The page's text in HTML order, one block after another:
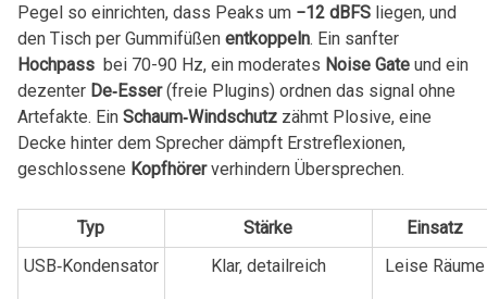
Pegel so einrichten, dass⁤ Peaks​ um −12 ⁢dBFSliegen, ⁤und
den ‌Tisch per Gummifüßen entkoppeln. Ein sanfter
Hochpass⁤ bei 70-90 Hz, ein moderates Noise‍ Gateund​ ein
​dezenter De‑Esser(freie⁢ Plugins) ordnen das signal ohne
Artefakte. Ein​ Schaum‑Windschutz​zähmt ‍Plosive, eine
Decke hinter dem Sprecher dämpft Erstreflexionen,
geschlossene Kopfhörerverhindern Übersprechen.
Typ Stärke
Einsatz
USB‑Kondensator
Klar, detailreich Leise Räume